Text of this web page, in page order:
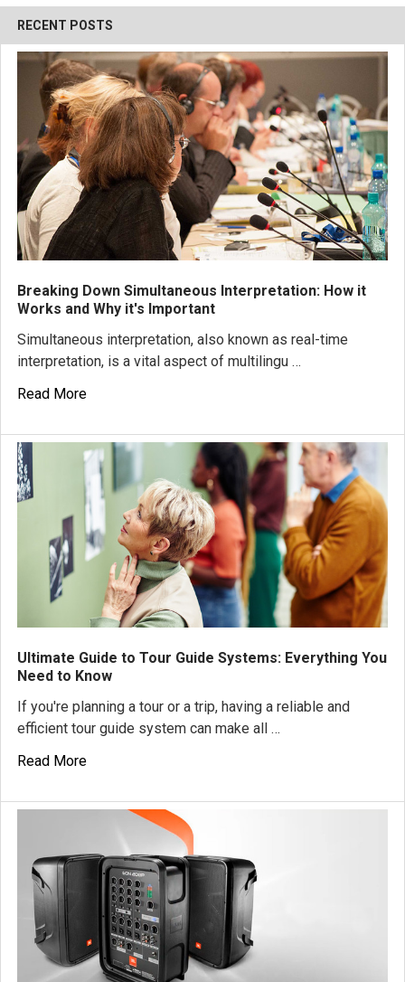
RECENT POSTS
Breaking Down Simultaneous Interpretation: How it
Works and Why it's Important
Simultaneous interpretation, also known as real-time
interpretation, is a vital aspect of multilingu …
Read More
Ultimate Guide to Tour Guide Systems: Everything You
Need to Know
If you're planning a tour or a trip, having a reliable and
efficient tour guide system can make all …
Read More